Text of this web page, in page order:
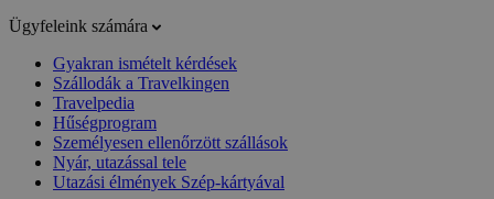
Ügyfeleink számára
Gyakran ismételt kérdések
Szállodák a Travelkingen
Travelpedia
Hűségprogram
Személyesen ellenőrzött szállások
Nyár, utazással tele
Utazási élmények Szép-kártyával